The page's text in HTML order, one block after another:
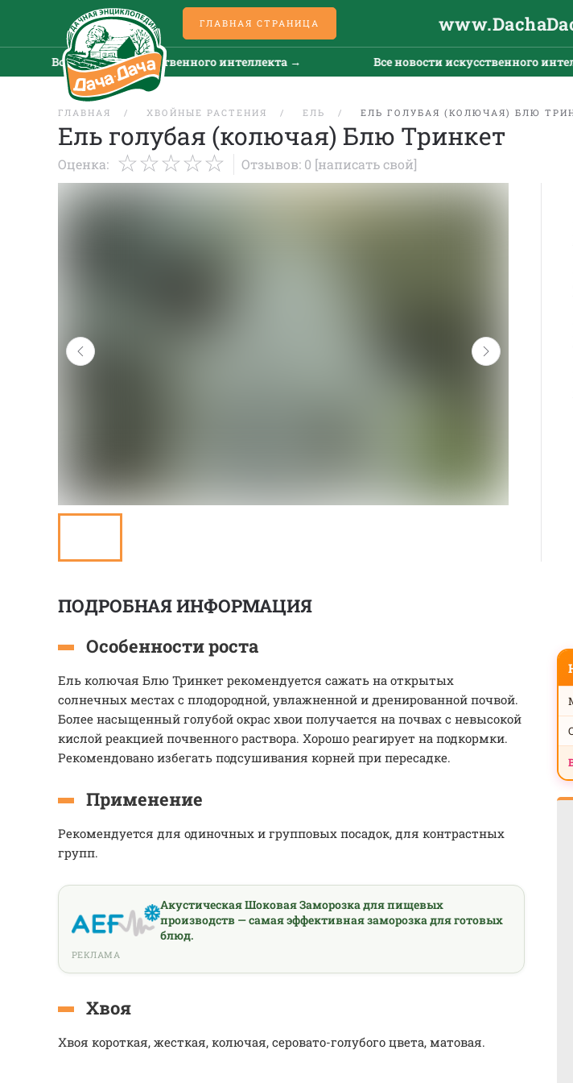
ГЛАВНАЯ СТРАНИЦА
Все новости искусственного интеллекта → Все новости искусственного
ГЛАВНАЯ ХВОЙНЫЕ РАСТЕНИЯ ЕЛЬ ЕЛЬ ГОЛУБАЯ (КОЛЮЧАЯ) БЛЮ
Ель голубая (колючая) Блю Тринкет
Оценка: Отзывов: 0 [написать свой]
ПОДРОБНАЯ ИНФОРМАЦИЯ
Особенности роста
Ель колючая Блю Тринкет рекомендуется сажать на открытых
солнечных местах с плодородной, увлажненной и дренированной почвой.
Более насыщенный голубой окрас хвои получается на почвах с невысокой
кислой реакцией почвенного раствора. Хорошо реагирует на подкормки.
Рекомендовано избегать подсушивания корней при пересадке.
Применение
Рекомендуется для одиночных и групповых посадок, для контрастных
групп.
Акустическая Шоковая Заморозка для пищевых
производств — самая эффективная заморозка для готовых
блюд.
РЕКЛАМА
Хвоя
Хвоя короткая, жесткая, колючая, серовато-голубого цвета, матовая.